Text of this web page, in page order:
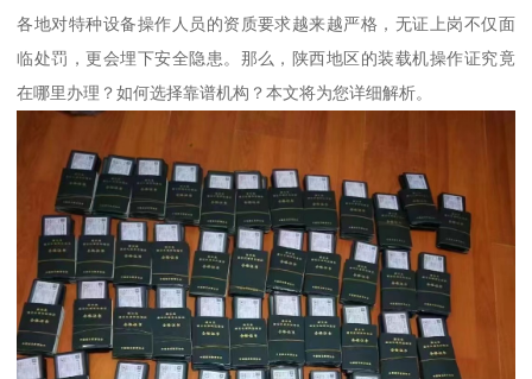
各地对特种设备操作人员的资质要求越来越严格，无证上岗不仅面
临处罚，更会埋下安全隐患。那么，陕西地区的装载机操作证究竟
在哪里办理？如何选择靠谱机构？本文将为您详细解析。